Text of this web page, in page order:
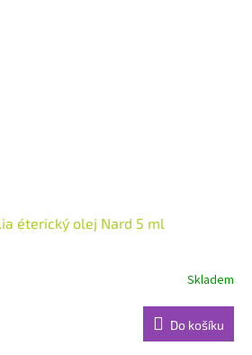
éterický olej Nard 5 ml
Skladem
Do košíku